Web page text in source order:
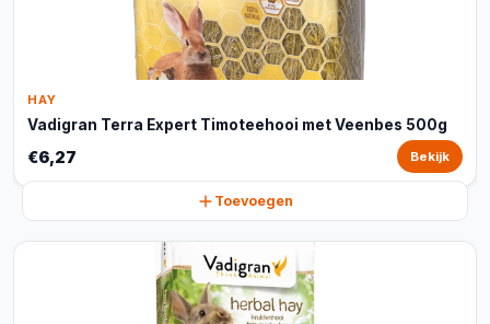
HAY
Vadigran Terra Expert Timoteehooi met Veenbes 500g
€6,27 Bekijk
Toevoegen